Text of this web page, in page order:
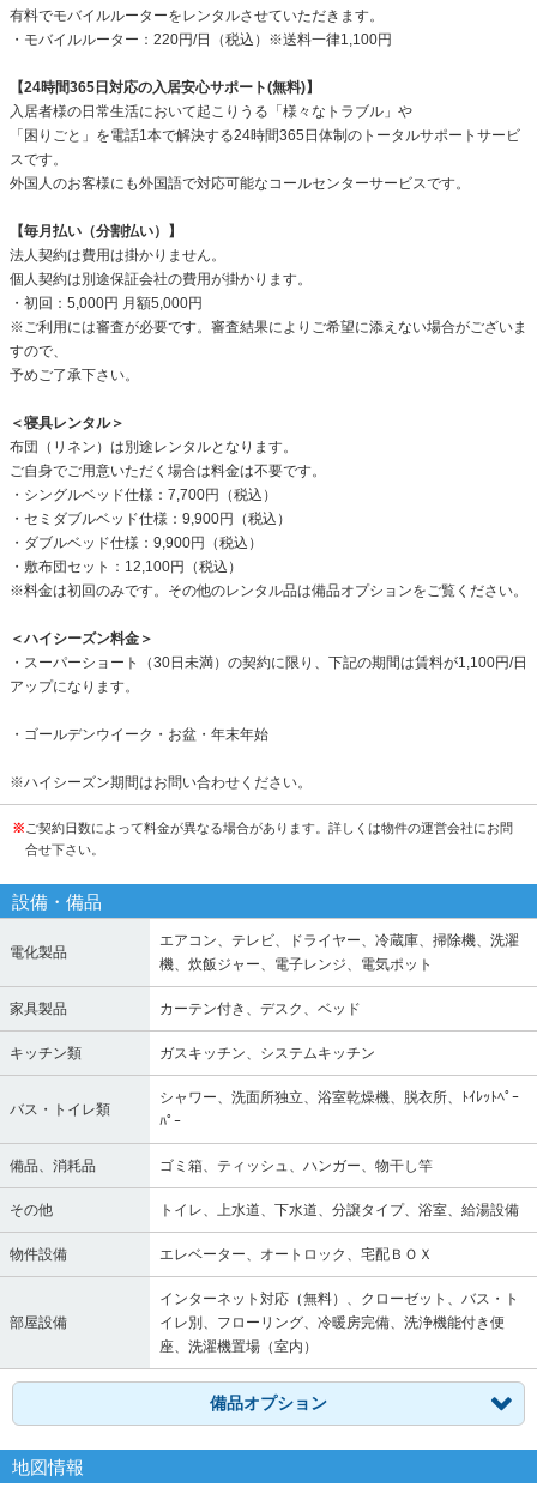
有料でモバイルルーターをレンタルさせていただきます。
・モバイルルーター：220円/日（税込）※送料一律1,100円
【24時間365日対応の入居安心サポート(無料)】
入居者様の日常生活において起こりうる「様々なトラブル」や
「困りごと」を電話1本で解決する24時間365日体制のトータルサポートサービ
スです。
外国人のお客様にも外国語で対応可能なコールセンターサービスです。
【毎月払い（分割払い）】
法人契約は費用は掛かりません。
個人契約は別途保証会社の費用が掛かります。
・初回：5,000円 月額5,000円
※ご利用には審査が必要です。審査結果によりご希望に添えない場合がございま
すので、
予めご了承下さい。
＜寝具レンタル＞
布団（リネン）は別途レンタルとなります。
ご自身でご用意いただく場合は料金は不要です。
・シングルベッド仕様：7,700円（税込）
・セミダブルベッド仕様：9,900円（税込）
・ダブルベッド仕様：9,900円（税込）
・敷布団セット：12,100円（税込）
※料金は初回のみです。その他のレンタル品は備品オプションをご覧ください。
＜ハイシーズン料金＞
・スーパーショート（30日未満）の契約に限り、下記の期間は賃料が1,100円/日
アップになります。
・ゴールデンウイーク・お盆・年末年始
※ハイシーズン期間はお問い合わせください。
※ ご契約日数によって料金が異なる場合があります。詳しくは物件の運営会社にお問
合せ下さい。
設備・備品
電化製品
エアコン、テレビ、ドライヤー、冷蔵庫、掃除機、洗濯
機、炊飯ジャー、電子レンジ、電気ポット
家具製品 カーテン付き、デスク、ベッド
キッチン類 ガスキッチン、システムキッチン
バス・トイレ類
シャワー、洗面所独立、浴室乾燥機、脱衣所、ﾄｲﾚｯﾄﾍﾟｰ
ﾊﾟｰ
備品、消耗品 ゴミ箱、ティッシュ、ハンガー、物干し竿
その他 トイレ、上水道、下水道、分譲タイプ、浴室、給湯設備
物件設備 エレベーター、オートロック、宅配ＢＯＸ
部屋設備
インターネット対応（無料）、クローゼット、バス・ト
イレ別、フローリング、冷暖房完備、洗浄機能付き便
座、洗濯機置場（室内）
備品オプション
地図情報